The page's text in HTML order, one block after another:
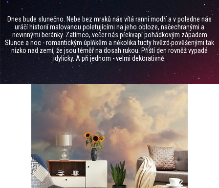
Dnes bude slunečno. Nebe bez mraků nás vítá ranní modří a v poledne nás
uráčí historií malovanou poletujícími na jeho obloze, načechranými a
nevinnými beránky. Zatímco, večer nás překvapí pohádkovým západem
Slunce a noc - romantickým úplňkěm a několika tucty hvězd pověšenými tak
nízko nad zemí, že jsou téměř na dosah rukou. Příští den rovněž vypadá
idylicky. A při jednom - velmi dekorativně.